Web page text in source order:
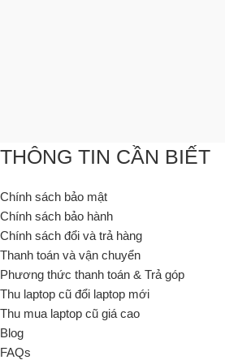
THÔNG TIN CẦN BIẾT
Chính sách bảo mật
Chính sách bảo hành
Chính sách đổi và trả hàng
Thanh toán và vận chuyển
Phương thức thanh toán & Trả góp
Thu laptop cũ đổi laptop mới
Thu mua laptop cũ giá cao
Blog
FAQs